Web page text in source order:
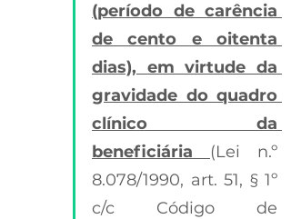
(período de carência
de cento e oitenta
dias), em virtude da
gravidade do quadro
clínico da
beneficiária (Lei n.º
8.078/1990, art. 51, § 1º
c/c Código de